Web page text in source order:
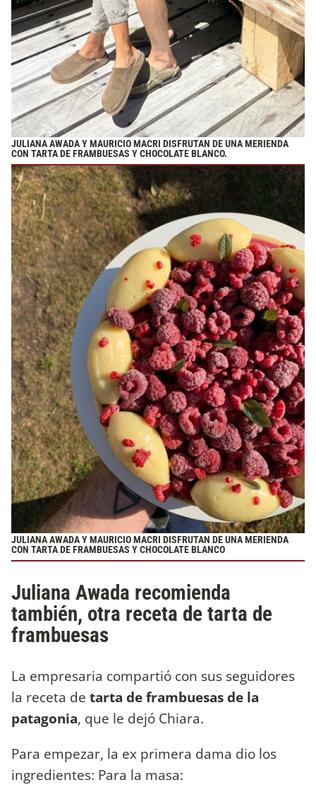
JULIANA AWADA Y MAURICIO MACRI DISFRUTAN DE UNA MERIENDA
CON TARTA DE FRAMBUESAS Y CHOCOLATE BLANCO.
JULIANA AWADA Y MAURICIO MACRI DISFRUTAN DE UNA MERIENDA
CON TARTA DE FRAMBUESAS Y CHOCOLATE BLANCO
Juliana Awada recomienda
también, otra receta de tarta de
frambuesas
La empresaria compartió con sus seguidores
la receta de tarta de frambuesas de la
patagonia, que le dejó Chiara.
Para empezar, la ex primera dama dio los
ingredientes: Para la masa: